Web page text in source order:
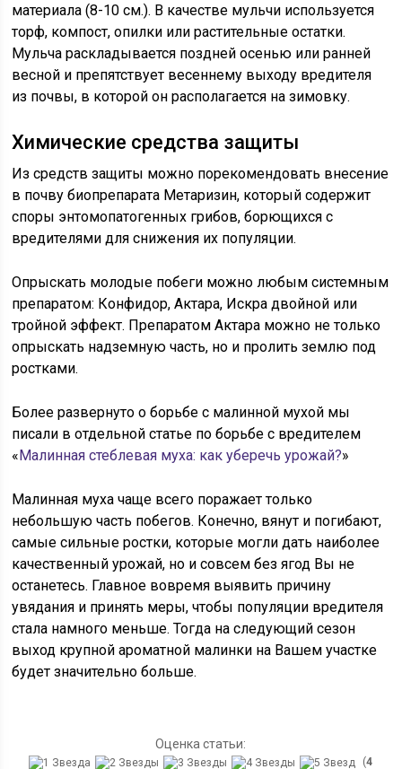
материала (8-10 см.). В качестве мульчи используется
торф, компост, опилки или растительные остатки.
Мульча раскладывается поздней осенью или ранней
весной и препятствует весеннему выходу вредителя
из почвы, в которой он располагается на зимовку.
Химические средства защиты
Из средств защиты можно порекомендовать внесение
в почву биопрепарата Метаризин, который содержит
споры энтомопатогенных грибов, борющихся с
вредителями для снижения их популяции.
Опрыскать молодые побеги можно любым системным
препаратом: Конфидор, Актара, Искра двойной или
тройной эффект. Препаратом Актара можно не только
опрыскать надземную часть, но и пролить землю под
ростками.
Более развернуто о борьбе с малинной мухой мы
писали в отдельной статье по борьбе с вредителем
«Малинная стеблевая муха: как уберечь урожай?»
Малинная муха чаще всего поражает только
небольшую часть побегов. Конечно, вянут и погибают,
самые сильные ростки, которые могли дать наиболее
качественный урожай, но и совсем без ягод Вы не
останетесь. Главное вовремя выявить причину
увядания и принять меры, чтобы популяции вредителя
стала намного меньше. Тогда на следующий сезон
выход крупной ароматной малинки на Вашем участке
будет значительно больше.
Оценка статьи:
(4